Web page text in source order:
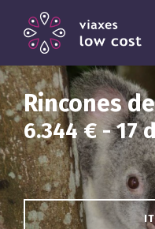
Rincones
6.344 € - 17